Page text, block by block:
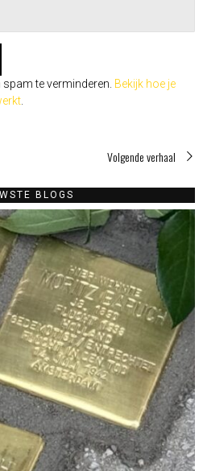
te verminderen. Bekijk hoe je
Volgende verhaal
BLOGS